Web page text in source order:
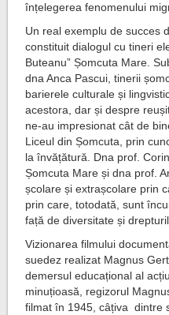
înțelegerea fenomenului
Un real exemplu de succes
constituit dialogul cu tineri
Buteanu” Șomcuta Mare.
dna Anca Pascui, tinerii
barierele culturale și
acestora, dar și despre
ne-au impresionat cât de
Liceul din Șomcuta, prin
la învățătură. Dna prof.
Șomcuta Mare și dna prof.
școlare și extrașcolare prin
prin care, totodată, sunt
față de diversitate și
Vizionarea filmului
suedez realizat Magnus
demersul educațional al
minuțioasă, regizorul
filmat în 1945, câțiva dintre